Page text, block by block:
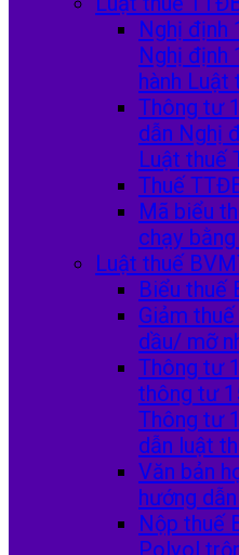
Nghị
Nghị
hành
Thông tư
dẫn Nghị
Luật thuế
Thuế
Mã biểu
chạy
Luật thuế
Biểu thuế
Giảm
dầu/ mỡ
Thông tư
thông tư
Thông tư
dẫn luật
Văn bản
hướng
Nộp thuế